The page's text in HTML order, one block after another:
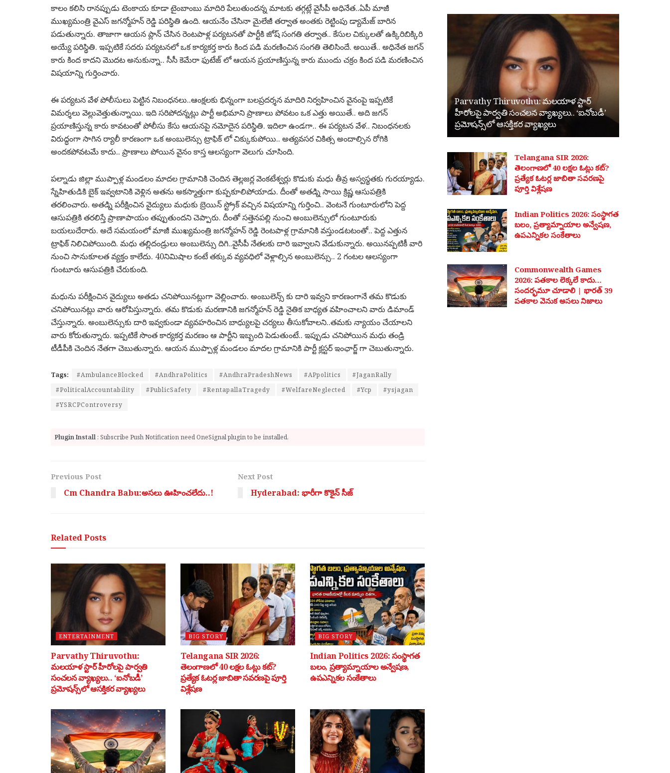
కాలం కలిసి రానప్పుడు టెంకాయ కూడా టైంబాంబు మాదిరి పేలుతుందన్న మాటకు తగ్గట్లే వైసీపీ అధినేత..ఏపీ మాజీ
ముఖ్యమంత్రి వైఎస్ జగన్మోహన్ రెడ్డి పరిస్థితి ఉంది. ఆయనేం చేసినా మైలేజీ తర్వాత అంతకు రెట్టింపు డ్యామేజ్ బారిన
పడుతున్నారు. తాజాగా ఆయన ప్లాన్ చేసిన రెంటపాళ్ల పర్యటనతో పార్టీకి జోష్ సంగతి తర్వాత.. కేసుల చిక్కులతో ఉక్కిరిబిక్కిరి
అయ్యే పరిస్థితి. ఇప్పటికే సదరు పర్యటనలో ఒక కార్యకర్త కారు కింద పడి మరణించిన సంగతి తెలిసిందే. అయితే.. అధినేత జగన్
కారు కింద కాదని మొదట అనుకున్నా.. సీసీ కెమేరా ఫుటేజ్ లో ఆయన ప్రయాణిస్తున్న కారు ముందు చక్రం కింద పడి మరణించిన
విషయాన్ని గుర్తించారు.
ఈ పర్యటన వేళ పోలీసులు పెట్టిన నిబంధనలు..ఆంక్షలకు భిన్నంగా బలప్రదర్శన మాదిరి నిర్వహించిన వైనంపై ఇప్పటికే
విమర్శలు వెల్లువెత్తుతున్నాయి. ఇది సరిపోదన్నట్లు పార్టీ అభిమాని ప్రాణాలు పోవటం ఒక ఎత్తు అయితే.. అది జగన్
ప్రయాణిస్తున్న కారు కావటంతో పోలీసు కేసు ఆయనపై నమోదైన పరిస్థితి. ఇదిలా ఉండగా.. ఈ పర్యటన వేళ.. నిబంధనలకు
విరుద్ధంగా సాగిన ర్యాలీ కారణంగా ఒక అంబులెన్సు ట్రాఫిక్ లో చిక్కుకుపోయి.. అత్యవసర చికిత్స అందాల్సిన రోగికి
అందకపోవటమే కాదు.. ప్రాణాలు పోయిన వైనం కాస్త ఆలస్యంగా వెలుగు చూసింది.
పల్నాడు జిల్లా ముప్పాళ్ల మండలం మాదల గ్రామానికి చెందిన తెల్లజర్ల వెంకటేశ్వర్లు కొడుకు మధు తీవ్ర అస్వస్థతకు గురయ్యాడు.
స్నేహితుడికి బైక్ ఇవ్వటానికి వెళ్లిన అతను అకస్మాత్తుగా కుప్పకూలిపోయాడు. దీంతో అతడ్ని సాయి క్రిష్ణ ఆసుపత్రికి
తరలించారు. అతడ్ని పరీక్షించిన వైద్యులు మధుకు బ్రెయిన్ స్ట్రోక్ వచ్చిన విషయాన్ని గుర్తించి.. వెంటనే గుంటూరులోని పెద్ద
ఆసుపత్రికి తరలిస్తే ప్రాణాపాయం తప్పుతుందని చెప్పారు. దీంతో సత్తెనపల్లి నుంచి అంబులెన్సులో గుంటూరుకు
బయలుదేరారు. అదే సమయంలో మాజీ ముఖ్యమంత్రి జగన్మోహన్ రెడ్డి రెంటపాళ్ల గ్రామానికి వస్తుండటటంతో.. పెద్ద ఎత్తున
ట్రాఫిక్ నిలిచిపోయింది. మధు తల్లిదండ్రులు అంబులెన్సు దిగి..వైసీపీ నేతలకు దారి ఇవ్వాలని వేడుకున్నారు. అయినప్పటికీ వారి
నుంచి సానుకూలత వ్యక్తం కాలేదు. 40నిమిషాల కంటే తక్కువ వ్యవధిలో వెళ్లాల్సిన అంబులెన్సు.. 2 గంటల ఆలస్యంగా
గుంటూరు ఆసుపత్రికి చేరుకుంది.
మధును పరీక్షించిన వైద్యులు అతడు చనిపోయినట్లుగా వెల్లించారు. అంబులెన్స్ కు దారి ఇవ్వని కారణంగానే తమ కొడుకు
చనిపోయినట్లు వారు ఆరోపిస్తున్నారు. తమ కొడుకు మరణానికి జగన్మోహన్ రెడ్డి నైతిక బాధ్యత వహించాలని వారు డిమాండ్
చేస్తున్నారు. అంబులెన్సుకు దారి ఇవ్వకుండా వ్యవహరించిన బాధ్యులపై చర్యలు తీసుకోవాలని..తమకు న్యాయం చేయాలని
వారు కోరుతున్నారు. ఇప్పటికే సొంత కార్యకర్త మరణం ఆ పార్టీని ఇబ్బంది పెడుతుంటే.. ఇప్పుడు చనిపోయిన మధు తండ్రి
టీడీపీకి చెందిన నేతగా చెబుతున్నారు. ఆయన ముప్పాళ్ల మండలం మాదల గ్రామానికి పార్టీ క్లస్టర్ ఇంఛార్జ్ గా చెబుతున్నారు.
Tags: #AmbulanceBlocked #AndhraPolitics #AndhraPradeshNews #APpolitics
#JaganRally
#PoliticalAccountability
#PublicSafety #RentapallaTragedy #WelfareNeglected #Ycp
#ysjagan
#YSRCPControversy
Plugin Install : Subscribe Push Notification need OneSignal plugin to be installed.
Previous Post
Cm Chandra Babu:అసలు ఊహించలేదు..!
Next Post
Hyderabad: భారీగా కొకైన్ సీజ్
RelatedPosts
ENTERTAINMENT
Parvathy Thiruvothu:
మలయాళ స్టార్ హీరోలపై పార్వతి
సంచలన వ్యాఖ్యలు.. ‘ఐనోబడీ’
ప్రమోషన్స్‌లో ఆసక్తికర వ్యాఖ్యలు
BIG STORY
Telangana SIR 2026:
తెలంగాణలో 40 లక్షల ఓట్లు కట్?
ప్రత్యేక ఓటర్ల జాబితా సవరణపై పూర్తి
విశ్లేషణ
BIG STORY
Indian Politics 2026: సంస్థాగత
బలం, ప్రత్యామ్నాయాల అన్వేషణ,
ఉపఎన్నికల సంకేతాలు
Parvathy Thiruvothu: మలయాళ స్టార్
హీరోలపై పార్వతి సంచలన వ్యాఖ్యలు.. ‘ఐనోబడీ’
ప్రమోషన్స్‌లో ఆసక్తికర వ్యాఖ్యలు
Telangana SIR 2026:
తెలంగాణలో 40 లక్షల ఓట్లు కట్?
ప్రత్యేక ఓటర్ల జాబితా సవరణపై
పూర్తి విశ్లేషణ
Indian Politics 2026: సంస్థాగత
బలం, ప్రత్యామ్నాయాల అన్వేషణ,
ఉపఎన్నికల సంకేతాలు
Commonwealth Games
2026: పతకాల లెక్కలే కాదు…
సందర్భమూ చూడాలి | భారత్ 39
పతకాల వెనుక అసలు నిజాలు